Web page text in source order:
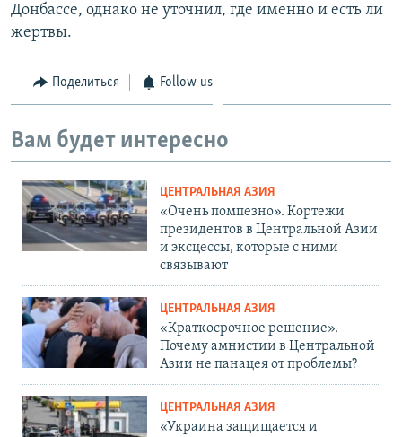
Донбассе, однако не уточнил, где именно и есть ли
жертвы.
Поделиться Follow us
Вам будет интересно
ЦЕНТРАЛЬНАЯ АЗИЯ
«Очень помпезно». Кортежи
президентов в Центральной Азии
и эксцессы, которые с ними
связывают
ЦЕНТРАЛЬНАЯ АЗИЯ
«Краткосрочное решение».
Почему амнистии в Центральной
Азии не панацея от проблемы?
ЦЕНТРАЛЬНАЯ АЗИЯ
«Украина защищается и